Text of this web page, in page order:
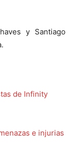
y Santiago
de Infinity
e injurias